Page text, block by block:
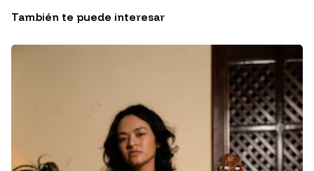
También te puede interesar